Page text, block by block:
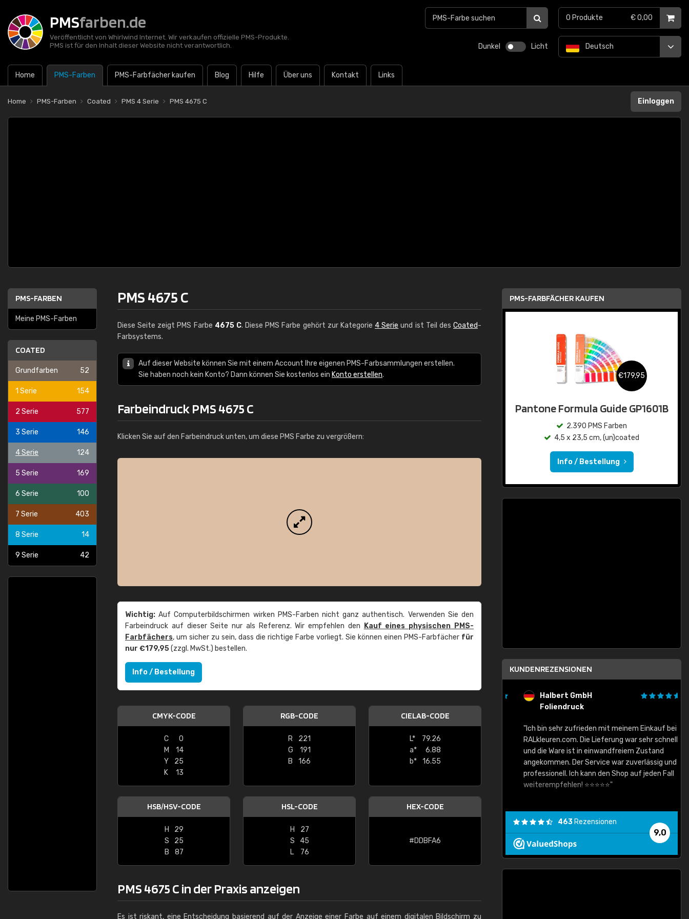
PMSfarben.de
Veröffentlicht von Whirlwind Internet. Wir verkaufen offizielle PMS-Produkte.
PMS ist für den Inhalt dieser Website nicht verantwortlich.
Dunkel Licht
Home PMS-Farben PMS-Farbfächer kaufen Blog Hilfe Über uns Kontakt Links
Deutsch
0 Produkte € 0,00
Home PMS-Farben Coated PMS 4 Serie PMS 4675 C Einloggen
PMS-FARBEN
Meine PMS-Farben
COATED
Grundfarben 52
1 Serie 154
2 Serie 577
3 Serie 146
4 Serie 124
5 Serie 169
6 Serie 100
7 Serie 403
8 Serie 14
9 Serie 42
PMS 4675 C
Diese Seite zeigt PMS Farbe 4675 C. Diese PMS Farbe gehört zur Kategorie 4 Serie und ist Teil desCoated-
Farbsystems.
Auf dieser Website können Sie mit einem Account Ihre eigenen PMS-Farbsammlungen erstellen.
Sie haben noch kein Konto? Dann können Sie kostenlos ein Konto erstellen.
Farbeindruck PMS 4675 C
Klicken Sie auf den Farbeindruck unten, um diese PMS Farbe zu vergrößern:
Wichtig: Auf Computerbildschirmen wirken PMS-Farben nicht ganz authentisch. Verwenden Sie den
Farbeindruck auf dieser Seite nur als Referenz. Wir empfehlen den
Kauf eines physischen PMS-
Farbfächers, um sicher zu sein, dass die richtige Farbe vorliegt. Sie können einen PMS-Farbfächer für
nur €179,95(zzgl. MwSt.) bestellen.
Info / Bestellung
CMYK-CODE
C
0
M
14
Y
25
K
13
RGB-CODE
R
221
G
191
B
166
CIELAB-CODE
L*
79.26
a*
6.88
b*
16.55
HSB/HSV-CODE
H
29
S
25
B
87
HSL-CODE
H
27
S
45
L
76
HEX-CODE
#DDBFA6
PMS 4675 C in der Praxis anzeigen
Es ist riskant, eine Entscheidung basierend auf der Anzeige einer Farbe auf einem digitalen Bildschirm zu
PMS-FARBFÄCHER KAUFEN
€179,95
Pantone Formula Guide GP1601B
2.390 PMS Farben
4,5 x 23,5 cm, (un)coated
Info / Bestellung
KUNDENREZENSIONEN
"Alles so, wie man es sich wünscht, gute Ware,
schnelle Lieferung."
Halbert GmbH
Foliendruck
"Ich bin sehr zufrieden mit meinem Einkauf bei
RALkleuren.com. Die Lieferung war sehr schnell
und die Ware ist in einwandfreiem Zustand
angekommen. Der Service war zuverlässig und
professionell. Ich kann den Shop auf jeden Fall
weiterempfehlen! ⭐⭐⭐⭐⭐"
9,0
463 Rezensionen